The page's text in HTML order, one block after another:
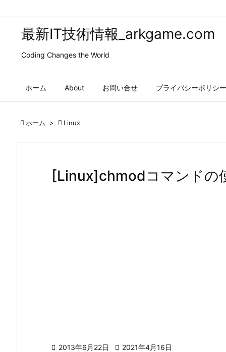
最新IT技術情報_arkgame.com
Coding Changes the World
ホーム About お問い合せ プライバシーポリシー
 ホーム >  Linux
[Linux]chmodコマンドの
 2013年6月22日  2021年4月16日